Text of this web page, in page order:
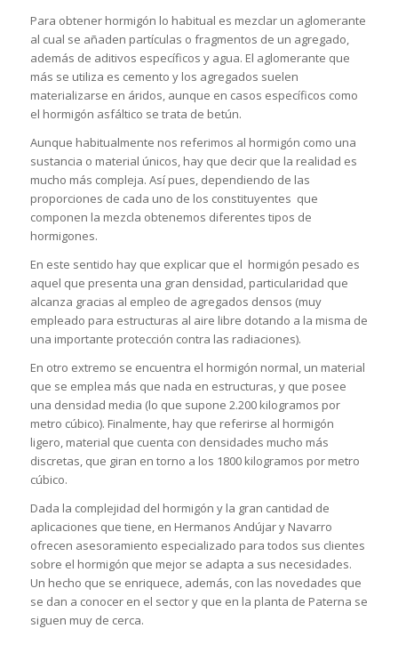
Para obtener hormigón lo habitual es mezclar un aglomerante
al cual se añaden partículas o fragmentos de un agregado,
además de aditivos específicos y agua. El aglomerante que
más se utiliza es cemento y los agregados suelen
materializarse en áridos, aunque en casos específicos como
el hormigón asfáltico se trata de betún.
Aunque habitualmente nos referimos al hormigón como una
sustancia o material únicos, hay que decir que la realidad es
mucho más compleja. Así pues, dependiendo de las
proporciones de cada uno de los constituyentes que
componen la mezcla obtenemos diferentes tipos de
hormigones.
En este sentido hay que explicar que el hormigón pesado es
aquel que presenta una gran densidad, particularidad que
alcanza gracias al empleo de agregados densos (muy
empleado para estructuras al aire libre dotando a la misma de
una importante protección contra las radiaciones).
En otro extremo se encuentra el hormigón normal, un material
que se emplea más que nada en estructuras, y que posee
una densidad media (lo que supone 2.200 kilogramos por
metro cúbico). Finalmente, hay que referirse al hormigón
ligero, material que cuenta con densidades mucho más
discretas, que giran en torno a los 1800 kilogramos por metro
cúbico.
Dada la complejidad del hormigón y la gran cantidad de
aplicaciones que tiene, en Hermanos Andújar y Navarro
ofrecen asesoramiento especializado para todos sus clientes
sobre el hormigón que mejor se adapta a sus necesidades.
Un hecho que se enriquece, además, con las novedades que
se dan a conocer en el sector y que en la planta de Paterna se
siguen muy de cerca.